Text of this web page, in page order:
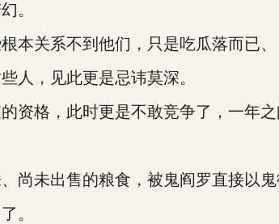
。
关系不到他们，只是吃瓜落而已、
，见此更是忌讳莫深。
格，此时更是不敢竞争了，一年之
未出售的粮食，被鬼阎罗直接以鬼
。